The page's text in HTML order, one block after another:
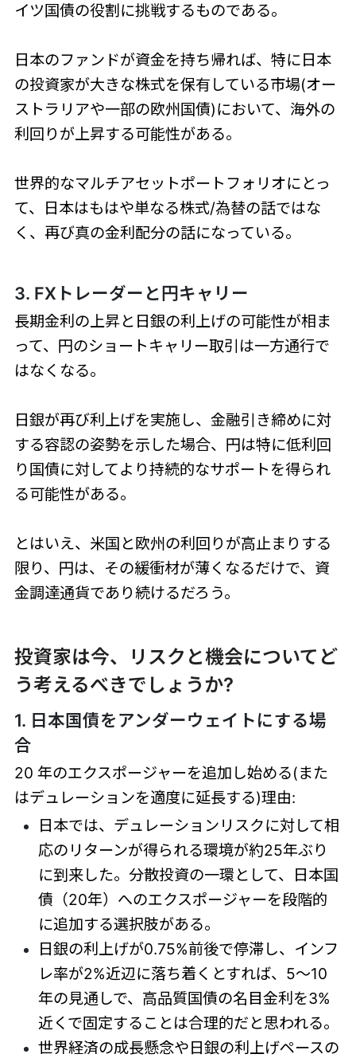
イツ国債の役割に挑戦するものである。
日本のファンドが資金を持ち帰れば、特に日本
の投資家が大きな株式を保有している市場(オー
ストラリアや一部の欧州国債)において、海外の
利回りが上昇する可能性がある。
世界的なマルチアセットポートフォリオにとっ
て、日本はもはや単なる株式/為替の話ではな
く、再び真の金利配分の話になっている。
3. FXトレーダーと円キャリー
長期金利の上昇と日銀の利上げの可能性が相ま
って、円のショートキャリー取引は一方通行で
はなくなる。
日銀が再び利上げを実施し、金融引き締めに対
する容認の姿勢を示した場合、円は特に低利回
り国債に対してより持続的なサポートを得られ
る可能性がある。
とはいえ、米国と欧州の利回りが高止まりする
限り、円は、その緩衝材が薄くなるだけで、資
金調達通貨であり続けるだろう。
投資家は今、リスクと機会についてど
う考えるべきでしょうか?
1. 日本国債をアンダーウェイトにする場
合
20 年のエクスポージャーを追加し始める(また
はデュレーションを適度に延長する)理由:
日本では、デュレーションリスクに対して相
応のリターンが得られる環境が約25年ぶり
に到来した。分散投資の一環として、日本国
債（20年）へのエクスポージャーを段階的
に追加する選択肢がある。
日銀の利上げが0.75%前後で停滞し、インフ
レ率が2%近辺に落ち着くとすれば、5～10
年の見通しで、高品質国債の名目金利を3%
近くで固定することは合理的だと思われる。
世界経済の成長懸念や日銀の利上げペースの